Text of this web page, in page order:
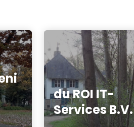
du ROI IT-
Services B.V.